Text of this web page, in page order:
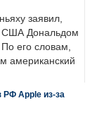
заявил,
США Дональдом
его словам,
американский
Apple из-за